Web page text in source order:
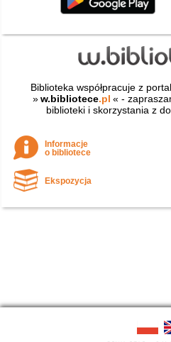
Biblioteka współpracuje z
» w.bibliotece.pl « -
biblioteki i skorzystania z
Informacje
o bibliotece
Ekspozycja